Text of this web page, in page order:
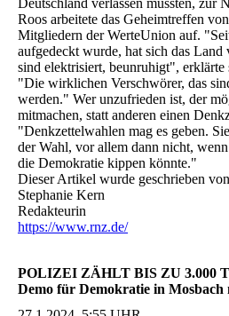
Deutschland verlassen müssten, zur
Roos arbeitete das Geheimtreffen
Mitgliedern der WerteUnion auf.
aufgedeckt wurde, hat sich das Land
sind elektrisiert, beunruhigt", erklärte
"Die wirklichen Verschwörer, das
werden." Wer unzufrieden ist, der
mitmachen, statt anderen einen
"Denkzettelwahlen mag es geben.
der Wahl, vor allem dann nicht,
die Demokratie kippen könnte."
Dieser Artikel wurde geschrieben
Stephanie Kern
Redakteurin
https://www.rnz.de/
POLIZEI ZÄHLT BIS ZU 3.000
Demo für Demokratie in